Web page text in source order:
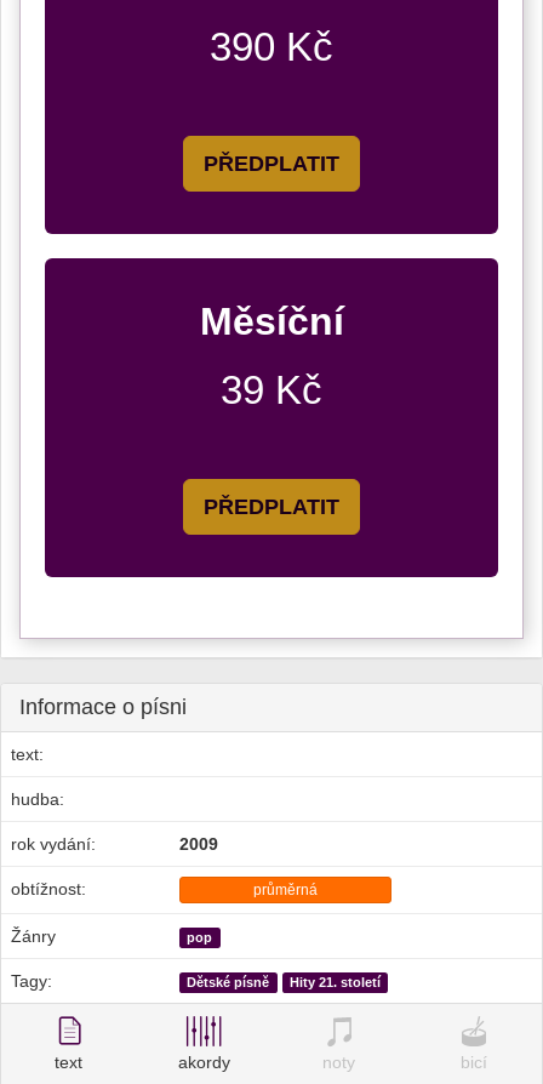
390 Kč
PŘEDPLATIT
Měsíční
39 Kč
PŘEDPLATIT
Informace o písni
text:
hudba:
rok vydání: 2009
obtížnost: průměrná
Žánry pop
Tagy: Dětské písně Hity 21. století
text akordy noty bicí